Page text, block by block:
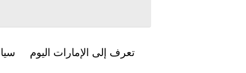
تعرف إلى الإمارات اليوم